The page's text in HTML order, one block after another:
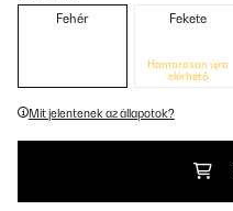
Fehér Fekete
Hamarosan újra
elérhető
Mit jelentenek az állapotok?